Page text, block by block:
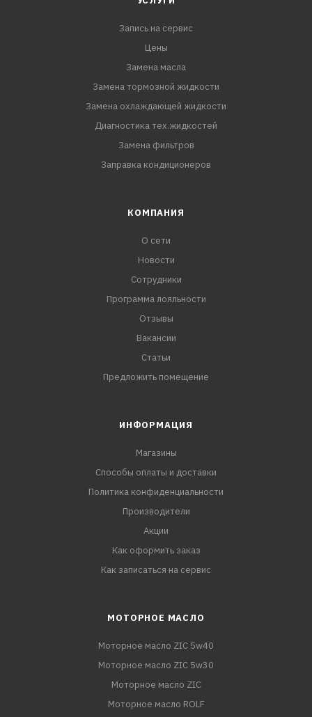
Запись на сервис
Цены
Замена масла
Замена тормозной жидкости
Замена охлаждающей жидкости
Диагностика тех.жидкостей
Замена фильтров
Заправка кондиционеров
КОМПАНИЯ
О сети
Новости
Сотрудники
Программа лояльности
Отзывы
Вакансии
Статьи
Предложить помещение
ИНФОРМАЦИЯ
Магазины
Способы оплаты и доставки
Политика конфиденциальности
Производители
Акции
Как оформить заказ
Как записаться на сервис
МОТОРНОЕ МАСЛО
Моторное масло ZIC 5w40
Моторное масло ZIC 5w30
Моторное масло ZIC
Моторное масло ROLF